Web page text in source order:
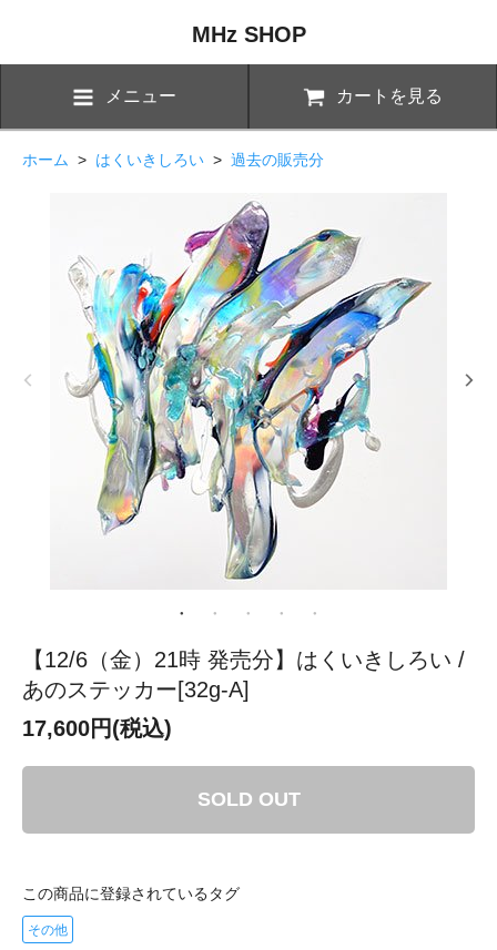
MHz SHOP
メニュー カートを見る
ホーム > はくいきしろい > 過去の販売分
【12/6（金）21時 発売分】はくいきしろい /
あのステッカー[32g-A]
17,600円(税込)
SOLD OUT
この商品に登録されているタグ
その他